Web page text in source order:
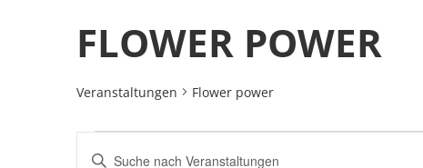
FLOWER POWER
Veranstaltungen Flower power
VERANSTALTUNGEN
Bitte
Schlüsselwort